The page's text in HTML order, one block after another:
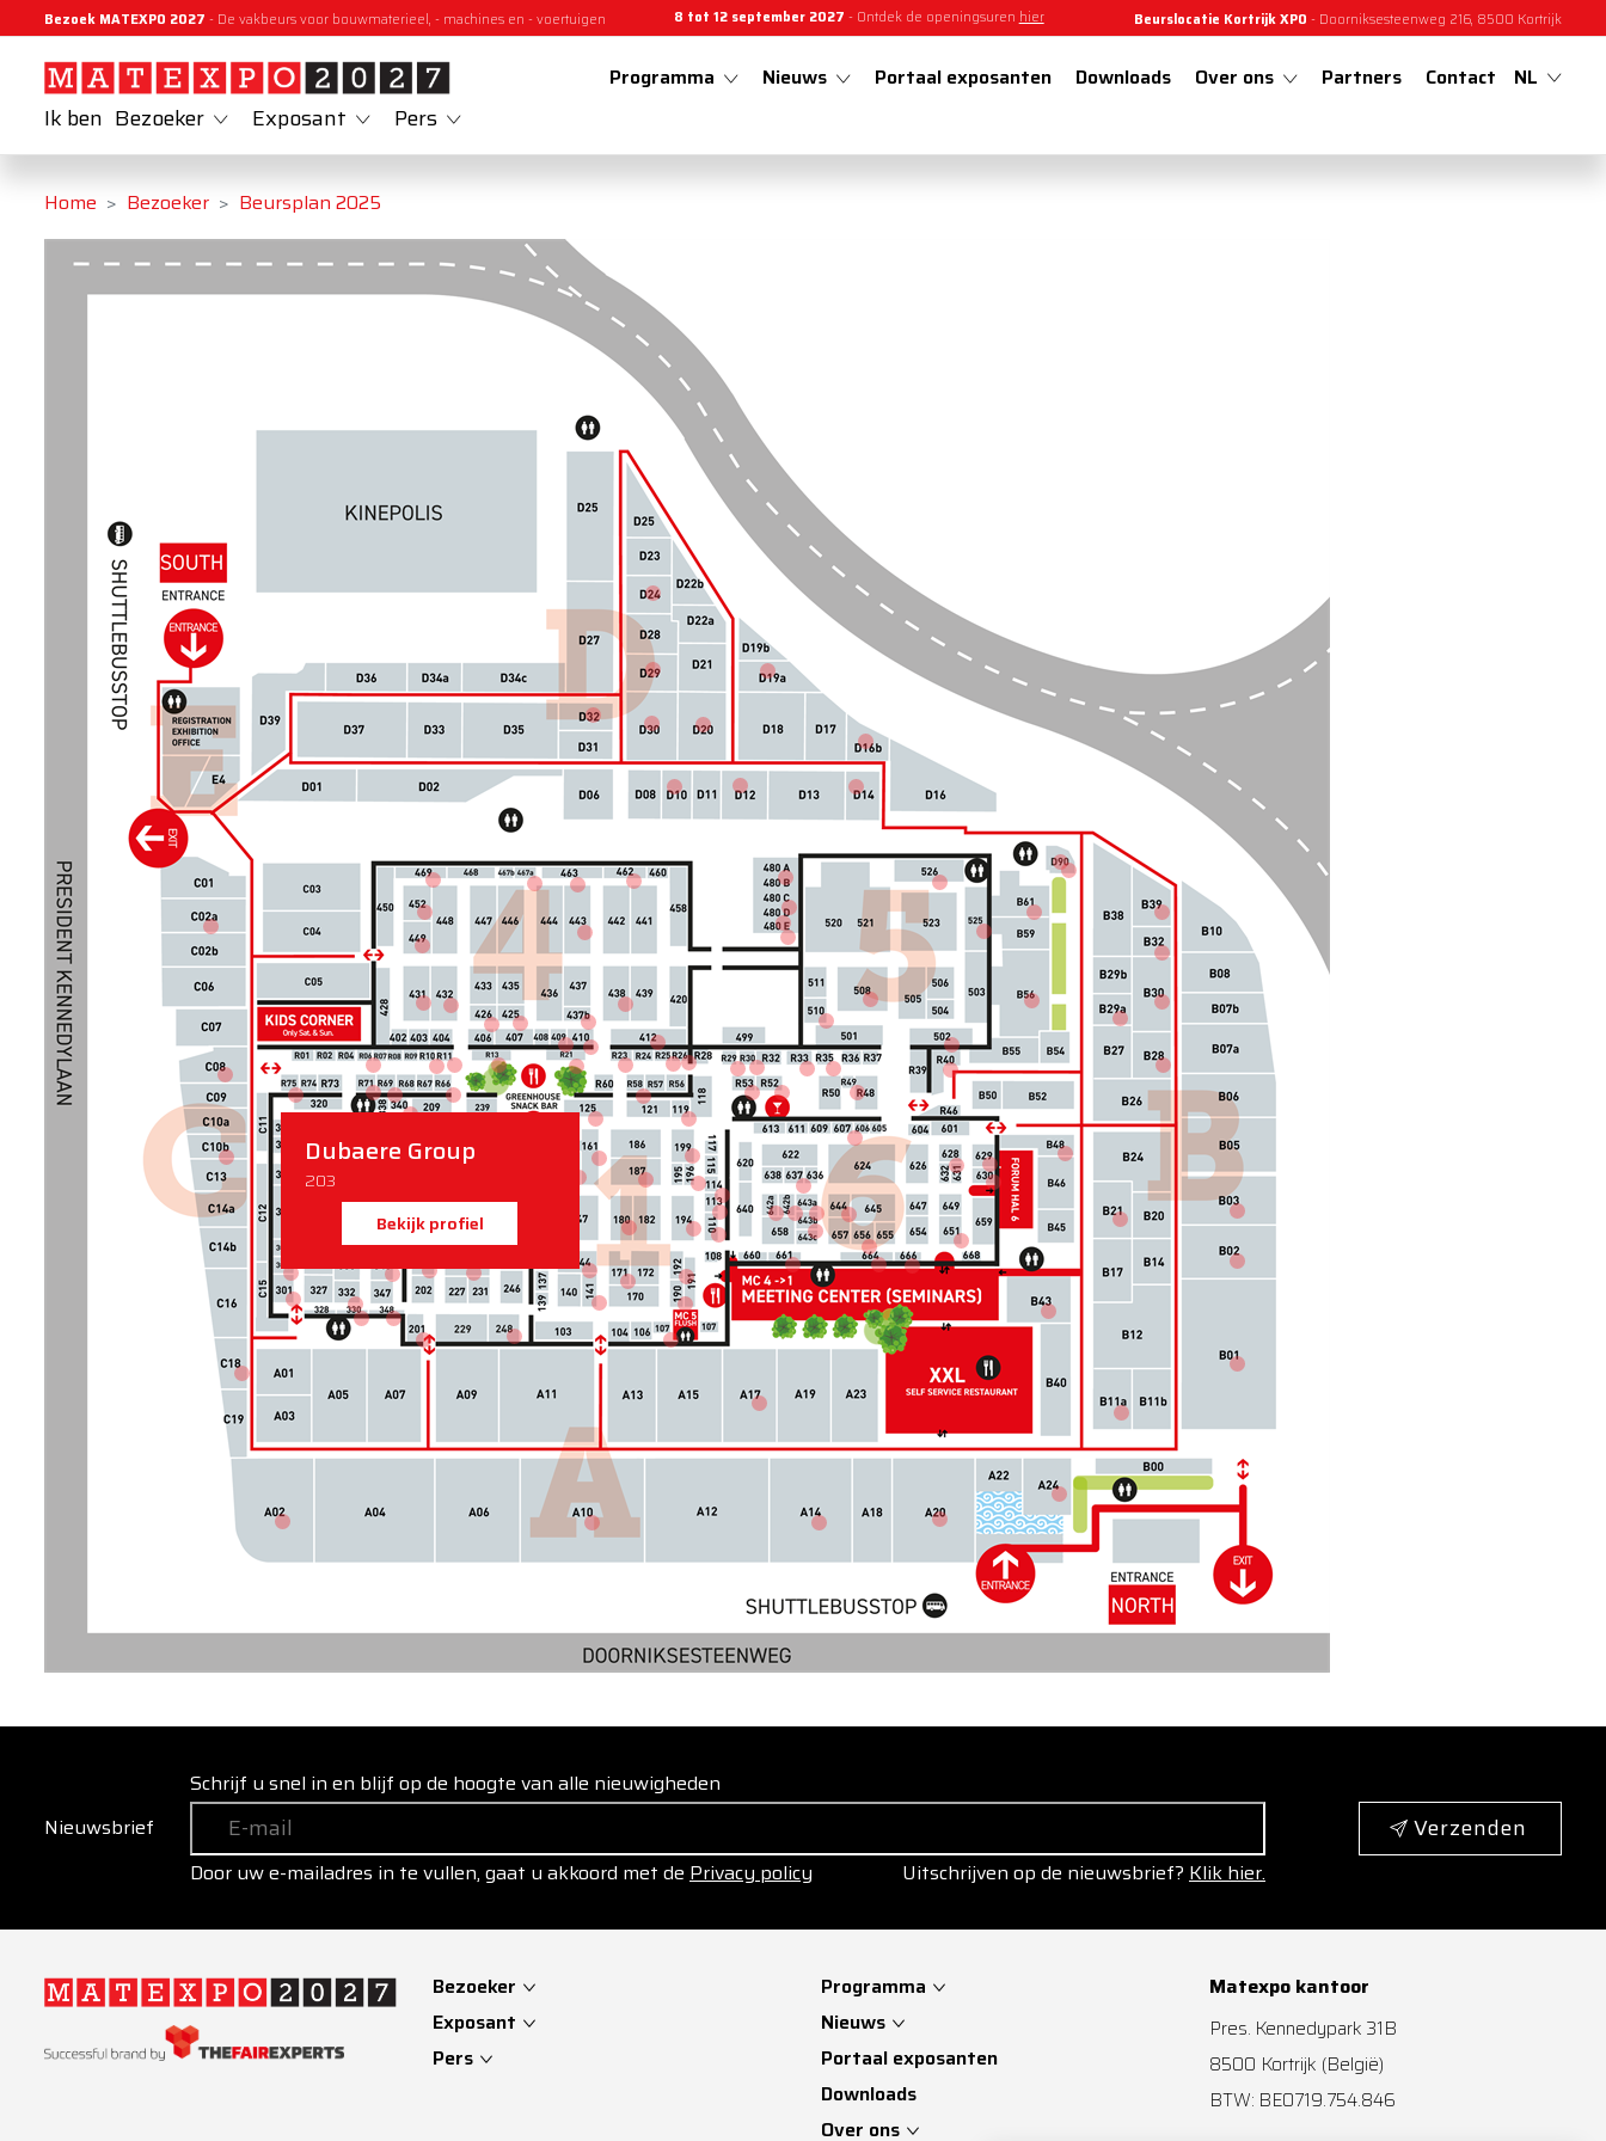
Bezoek MATEXPO 2027 - De vakbeurs voor bouwmaterieel, - machines en - voertuigen 8 tot 12 september 2027 - Ontdek de openingsuren hier Beurslocatie Kortrijk XPO - Doorniksesteenweg 216, 8500 Kortrijk
Programma Nieuws Portaal exposanten Downloads Over ons Partners Contact NL
Ik ben Bezoeker Exposant Pers
Home Bezoeker Beursplan 2025
Dubaere Group
203
Bekijk profiel
Nieuwsbrief
Schrijf u snel in en blijf op de hoogte van alle nieuwigheden
Verzenden
Door uw e-mailadres in te vullen, gaat u akkoord met de Privacy policy Uitschrijven op de nieuwsbrief? Klik hier.
Bezoeker
Exposant
Pers
Programma
Nieuws
Portaal exposanten
Downloads
Over ons
Matexpo kantoor
Pres. Kennedypark 31B
8500 Kortrijk (België)
BTW: BE0719.754.846